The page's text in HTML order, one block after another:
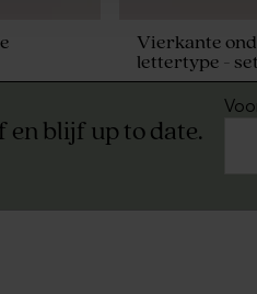
Vierkante
lettertype -
en blijf up to date.